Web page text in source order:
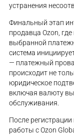
устранения
Финальный этап
продавца Ozon,
выбранной
система
— платежный
происходит не
юридическое
включая валюту
обслуживания.
После
работы с Ozon